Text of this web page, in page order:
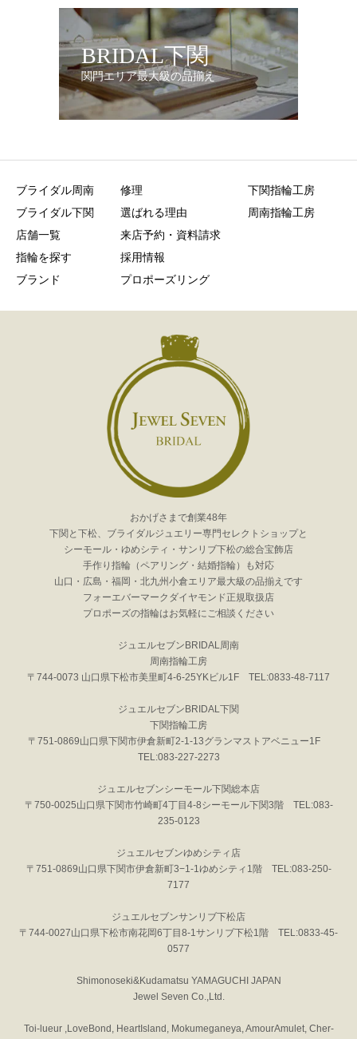
BRIDAL下関
関門エリア最大級の品揃え
ブライダル周南
ブライダル下関
店舗一覧
指輪を探す
ブランド
修理
選ばれる理由
来店予約・資料請求
採用情報
プロポーズリング
下関指輪工房
周南指輪工房
おかげさまで創業48年
下関と下松、ブライダルジュエリー専門セレクトショップと
シーモール・ゆめシティ・サンリブ下松の総合宝飾店
手作り指輪（ペアリング・結婚指輪）も対応
山口・広島・福岡・北九州小倉エリア最大級の品揃えです
フォーエバーマークダイヤモンド正規取扱店
プロポーズの指輪はお気軽にご相談ください
ジュエルセブンBRIDAL周南
周南指輪工房
〒744-0073 山口県下松市美里町4-6-25YKビル1F TEL:0833-48-7117
ジュエルセブンBRIDAL下関
下関指輪工房
〒751-0869山口県下関市伊倉新町2-1-13グランマストアベニュー1F
TEL:083-227-2273
ジュエルセブンシーモール下関総本店
〒750-0025山口県下関市竹崎町4丁目4-8シーモール下関3階 TEL:083-
235-0123
ジュエルセブンゆめシティ店
〒751-0869山口県下関市伊倉新町3−1-1ゆめシティ1階 TEL:083-250-
7177
ジュエルセブンサンリブ下松店
〒744-0027山口県下松市南花岡6丁目8-1サンリブ下松1階 TEL:0833-45-
0577
Shimonoseki&Kudamatsu YAMAGUCHI JAPAN
Jewel Seven Co.,Ltd.
Toi-lueur ,LoveBond, HeartIsland, Mokumeganeya, AmourAmulet, Cher-